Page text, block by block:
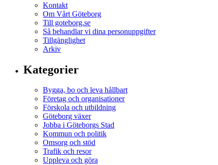
Kontakt
Om Vårt Göteborg
Till goteborg.se
Så behandlar vi dina personuppgifter
Tillgänglighet
Arkiv
Kategorier
Bygga, bo och leva hållbart
Företag och organisationer
Förskola och utbildning
Göteborg växer
Jobba i Göteborgs Stad
Kommun och politik
Omsorg och stöd
Trafik och resor
Uppleva och göra